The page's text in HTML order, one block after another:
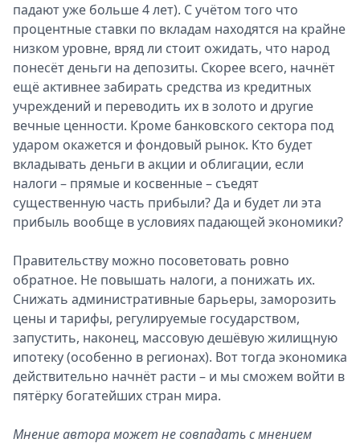
падают уже больше 4 лет). С учётом того что
процентные ставки по вкладам находятся на крайне
низком уровне, вряд ли стоит ожидать, что народ
понесёт деньги на депозиты. Скорее всего, начнёт
ещё активнее забирать средства из кредитных
учреждений и переводить их в золото и другие
вечные ценности. Кроме банковского сектора под
ударом окажется и фондовый рынок. Кто будет
вкладывать деньги в акции и облигации, если
налоги – прямые и косвенные – съедят
существенную часть прибыли? Да и будет ли эта
прибыль вообще в условиях падающей экономики?
Правительству можно посоветовать ровно
обратное. Не повышать налоги, а понижать их.
Снижать административные барьеры, заморозить
цены и тарифы, регулируемые государством,
запустить, наконец, массовую дешёвую жилищную
ипотеку (особенно в регионах). Вот тогда экономика
действительно начнёт расти – и мы сможем войти в
пятёрку богатейших стран мира.
Мнение автора может не совпадать с мнением